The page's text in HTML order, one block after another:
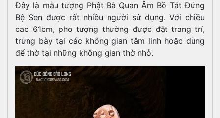
Đây là mẫu tượng Phật Bà Quan Âm Bồ Tát Đứng
Bệ Sen được rất nhiều người sử dụng. Với chiều
cao 61cm, pho tượng thường được đặt trang trí,
trưng bày tại các không gian tâm linh hoặc dùng
để thờ tại những không gian thờ nhỏ.